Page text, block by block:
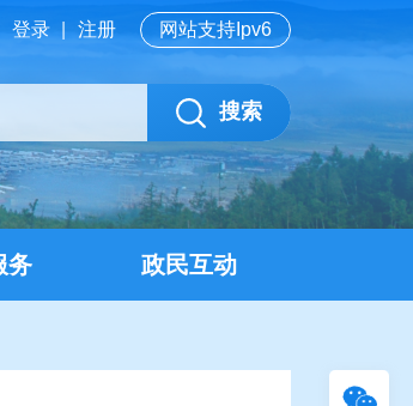
网站支持Ipv6
登录 注册
搜索
务 政民互动